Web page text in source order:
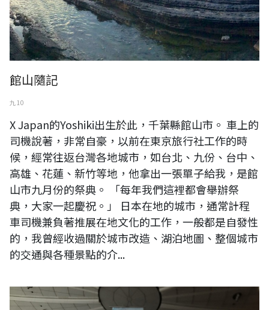
館山隨記
九 10
X Japan的Yoshiki出生於此，千葉縣館山市。 車上的
司機說著，非常自豪，以前在東京旅行社工作的時
候，經常往返台灣各地城市，如台北、九份、台中、
高雄、花蓮、新竹等地，他拿出一張單子給我，是館
山市九月份的祭典。 「每年我們這裡都會舉辦祭
典，大家一起慶祝。」 日本在地的城市，通常計程
車司機兼負著推展在地文化的工作，一般都是自發性
的，我曾經收過關於城市改造、湖泊地圖、整個城市
的交通與各種景點的介...
日本東京成田機場日本畫設計擺設